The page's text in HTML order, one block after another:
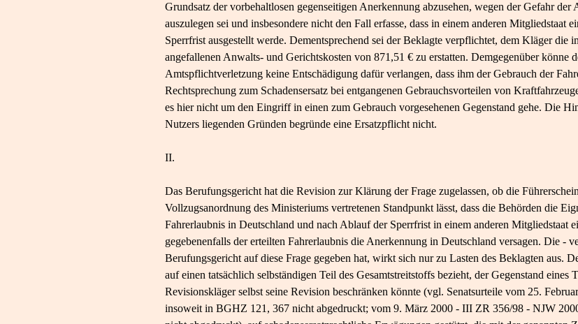
Grundsatz der vorbehaltlosen gegenseitigen Anerkennung abzusehen, wegen der Gefahr der
auszulegen sei und insbesondere nicht den Fall erfasse, dass in einem anderen Mitgliedstaat
Sperrfrist ausgestellt werde. Dementsprechend sei der Beklagte verpflichtet, dem Kläger die
angefallenen Anwalts- und Gerichtskosten von 871,51 € zu erstatten. Demgegenüber könne
Amtspflichtverletzung keine Entschädigung dafür verlangen, dass ihm der Gebrauch der
Rechtsprechung zum Schadensersatz bei entgangenen Gebrauchsvorteilen von
es hier nicht um den Eingriff in einen zum Gebrauch vorgesehenen Gegenstand gehe. Die
Nutzers liegenden Gründen begründe eine Ersatzpflicht nicht.
II.
Das Berufungsgericht hat die Revision zur Klärung der Frage zugelassen, ob die
Vollzugsanordnung des Ministeriums vertretenen Standpunkt lässt, dass die Behörden die
Fahrerlaubnis in Deutschland und nach Ablauf der Sperrfrist in einem anderen Mitgliedstaat
gegebenenfalls der erteilten Fahrerlaubnis die Anerkennung in Deutschland versagen. Die -
Berufungsgericht auf diese Frage gegeben hat, wirkt sich nur zu Lasten des Beklagten aus.
auf einen tatsächlich selbständigen Teil des Gesamtstreitstoffs bezieht, der Gegenstand eines
Revisionskläger selbst seine Revision beschränken könnte (vgl. Senatsurteile vom 25.
insoweit in BGHZ 121, 367 nicht abgedruckt; vom 9. März 2000 - III ZR 356/98 - NJW